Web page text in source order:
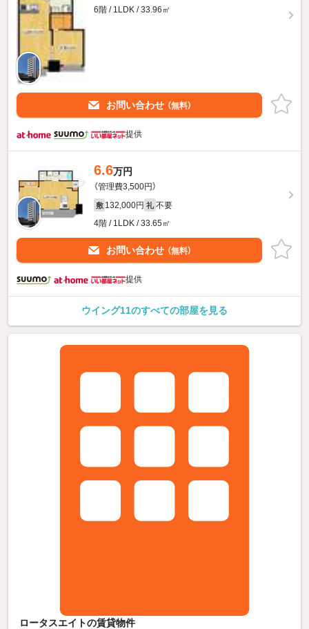
6階 / 1LDK / 33.96㎡
お問い合わせ （無料）
提供
6.6万円
（管理費3,500円）
敷 132,000円 礼 不要
4階 / 1LDK / 33.65㎡
お問い合わせ （無料）
提供
ウイング11のすべての部屋を見る
ロータスエイトの賃貸物件